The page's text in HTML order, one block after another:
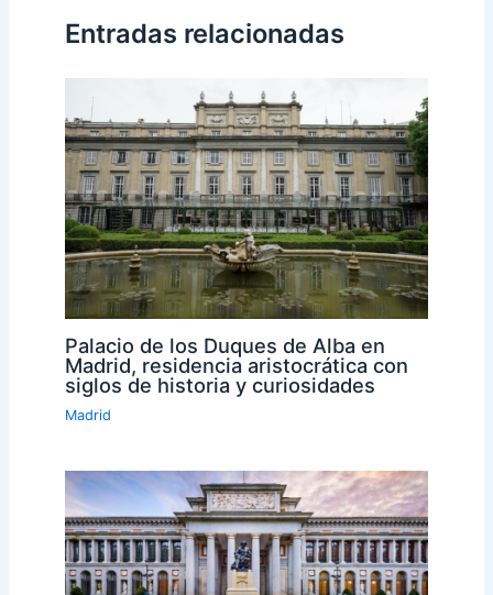
Entradas relacionadas
Palacio de los Duques de Alba en
Madrid, residencia aristocrática con
siglos de historia y curiosidades
Madrid